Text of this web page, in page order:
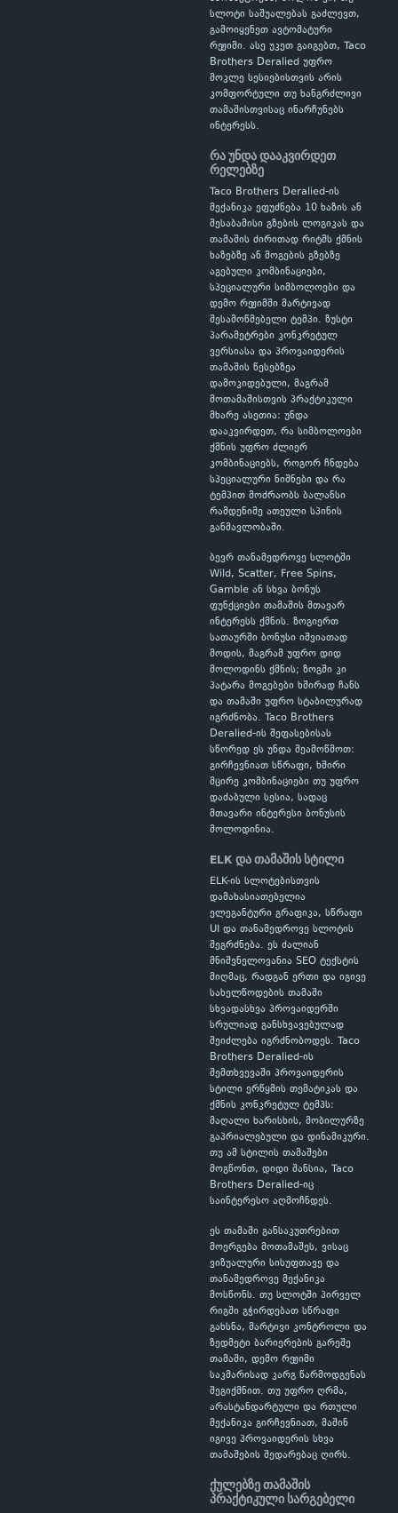
სლოტი საშუალებას გაძლევთ,
გამოიყენეთ ავტომატური
რეჟიმი. ასე უკეთ გაიგებთ, Taco
Brothers Deralied უფრო
მოკლე სესიებისთვის არის
კომფორტული თუ ხანგრძლივი
თამაშისთვისაც ინარჩუნებს
ინტერესს.
რა უნდა დააკვირდეთ
რელებზე
Taco Brothers Deralied-ის
მექანიკა ეფუძნება 10 ხაზის ან
შესაბამისი გზების ლოგიკას და
თამაშის ძირითად რიტმს ქმნის
ხაზებზე ან მოგების გზებზე
აგებული კომბინაციები,
სპეციალური სიმბოლოები და
დემო რეჟიმში მარტივად
შესამოწმებელი ტემპი. ზუსტი
პარამეტრები კონკრეტულ
ვერსიასა და პროვაიდერის
თამაშის წესებზეა
დამოკიდებული, მაგრამ
მოთამაშისთვის პრაქტიკული
მხარე ასეთია: უნდა
დააკვირდეთ, რა სიმბოლოები
ქმნის უფრო ძლიერ
კომბინაციებს, როგორ ჩნდება
სპეციალური ნიშნები და რა
ტემპით მოძრაობს ბალანსი
რამდენიმე ათეული სპინის
განმავლობაში.
ბევრ თანამედროვე სლოტში
Wild, Scatter, Free Spins,
Gamble ან სხვა ბონუს
ფუნქციები თამაშის მთავარ
ინტერესს ქმნის. ზოგიერთ
სათაურში ბონუსი იშვიათად
მოდის, მაგრამ უფრო დიდ
მოლოდინს ქმნის; ზოგში კი
პატარა მოგებები ხშირად ჩანს
და თამაში უფრო სტაბილურად
იგრძნობა. Taco Brothers
Deralied-ის შეფასებისას
სწორედ ეს უნდა შეამოწმოთ:
გირჩევნიათ სწრაფი, ხშირი
მცირე კომბინაციები თუ უფრო
დაძაბული სესია, სადაც
მთავარი ინტერესი ბონუსის
მოლოდინია.
ELK და თამაშის სტილი
ELK-ის სლოტებისთვის
დამახასიათებელია
ელეგანტური გრაფიკა, სწრაფი
UI და თანამედროვე სლოტის
შეგრძნება. ეს ძალიან
მნიშვნელოვანია SEO ტექსტის
მიღმაც, რადგან ერთი და იგივე
სახელწოდების თამაში
სხვადასხვა პროვაიდერში
სრულიად განსხვავებულად
შეიძლება იგრძნობოდეს. Taco
Brothers Deralied-ის
შემთხვევაში პროვაიდერის
სტილი ერწყმის თემატიკას და
ქმნის კონკრეტულ ტემპს:
მაღალი ხარისხის, მობილურზე
გაპრიალებული და დინამიკური.
თუ ამ სტილის თამაშები
მოგწონთ, დიდი შანსია, Taco
Brothers Deralied-იც
საინტერესო აღმოჩნდეს.
ეს თამაში განსაკუთრებით
მოერგება მოთამაშეს, ვისაც
ვიზუალური სისუფთავე და
თანამედროვე მექანიკა
მოსწონს. თუ სლოტში პირველ
რიგში გჭირდებათ სწრაფი
გახსნა, მარტივი კონტროლი და
ზედმეტი ბარიერების გარეშე
თამაში, დემო რეჟიმი
საკმარისად კარგ წარმოდგენას
შეგიქმნით. თუ უფრო ღრმა,
არასტანდარტული და რთული
მექანიკა გირჩევნიათ, მაშინ
იგივე პროვაიდერის სხვა
თამაშების შედარებაც ღირს.
ქულებზე თამაშის
პრაქტიკული სარგებელი